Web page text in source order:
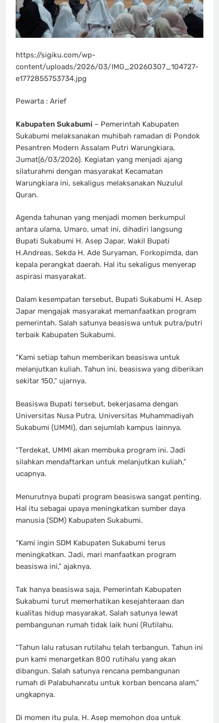
https://sigiku.com/wp-
content/uploads/2026/03/IMG_20260307_104727-
e1772855753734.jpg
Pewarta : Arief
Kabupaten Sukabumi – Pemerintah Kabupaten
Sukabumi melaksanakan muhibah ramadan di Pondok
Pesantren Modern Assalam Putri Warungkiara,
Jumat(6/03/2026). Kegiatan yang menjadi ajang
silaturahmi dengan masyarakat Kecamatan
Warungkiara ini, sekaligus melaksanakan Nuzulul
Quran.
Agenda tahunan yang menjadi momen berkumpul
antara ulama, Umaro, umat ini, dihadiri langsung
Bupati Sukabumi H. Asep Japar, Wakil Bupati
H.Andreas, Sekda H. Ade Suryaman, Forkopimda, dan
kepala perangkat daerah. Hal itu sekaligus menyerap
aspirasi masyarakat.
Dalam kesempatan tersebut, Bupati Sukabumi H. Asep
Japar mengajak masyarakat memanfaatkan program
pemerintah. Salah satunya beasiswa untuk putra/putri
terbaik Kabupaten Sukabumi.
“Kami setiap tahun memberikan beasiswa untuk
melanjutkan kuliah. Tahun ini, beasiswa yang diberikan
sekitar 150,” ujarnya.
Beasiswa Bupati tersebut, bekerjasama dengan
Universitas Nusa Putra, Universitas Muhammadiyah
Sukabumi (UMMI), dan sejumlah kampus lainnya.
“Terdekat, UMMI akan membuka program ini. Jadi
silahkan mendaftarkan untuk melanjutkan kuliah,”
ucapnya.
Menurutnya bupati program beasiswa sangat penting.
Hal itu sebagai upaya meningkatkan sumber daya
manusia (SDM) Kabupaten Sukabumi.
“Kami ingin SDM Kabupaten Sukabumi terus
meningkatkan. Jadi, mari manfaatkan program
beasiswa ini,” ajaknya.
Tak hanya beasiswa saja, Pemerintah Kabupaten
Sukabumi turut memerhatikan kesejahteraan dan
kualitas hidup masyarakat. Salah satunya lewat
pembangunan rumah tidak laik huni (Rutilahu.
“Tahun lalu ratusan rutilahu telah terbangun. Tahun ini
pun kami menargetkan 800 rutihalu yang akan
dibangun. Salah satunya rencana pembangunan
rumah di Palabuhanratu untuk korban bencana alam,”
ungkapnya.
Di momen itu pula, H. Asep memohon doa untuk